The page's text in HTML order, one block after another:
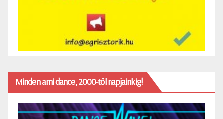
Minden ami dance, 2000-től napjainkig!